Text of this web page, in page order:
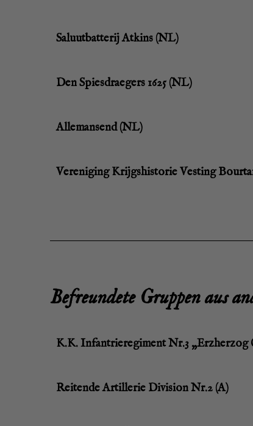
Saluut­bat­te­rij Atkins (NL)
Den Spies­drae­gers 1625 (NL)
Allem­an­send (NL)
Ver­eni­ging Kri­jgs­his­to­rie Ves­t­ing
Befreun­de­te Grup­pen aus
K.K. Inf­an­trie­re­gi­ment Nr.3 „Erz­her­zog
Rei­ten­de Artil­le­rie Divi­si­on Nr.2 (A)